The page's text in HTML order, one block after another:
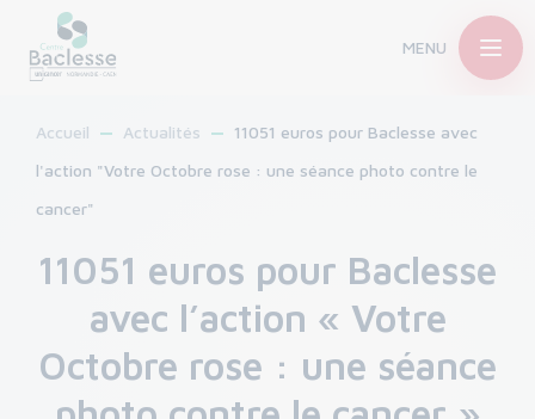
MENU
Accueil Actualités
11051 euros pour Baclesse avec
l'action "Votre Octobre rose : une séance photo contre le
cancer"
11051 euros pour Baclesse
avec l’action « Votre
Octobre rose : une séance